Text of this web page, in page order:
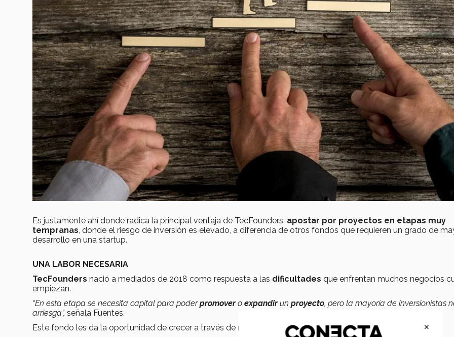
Es justamente ahí donde radica la principal ventaja de TecFounders: apostar por proyectos en etapas muy
tempranas, donde el riesgo de inversión es elevado, a diferencia de otros fondos que requieren un grado de
desarrollo en una startup.
UNA LABOR NECESARIA
TecFounders nació a mediados de 2018 como respuesta a las dificultades que enfrentan muchos negocios
empiezan.
“En esta etapa se necesita capital para poderpromovero expandirun proyecto, pero la mayoría de inversionistas
arriesga”, señala Fuentes.
Este fondo les da la oportunidad de crecer a través de recursos más asequibles.
×